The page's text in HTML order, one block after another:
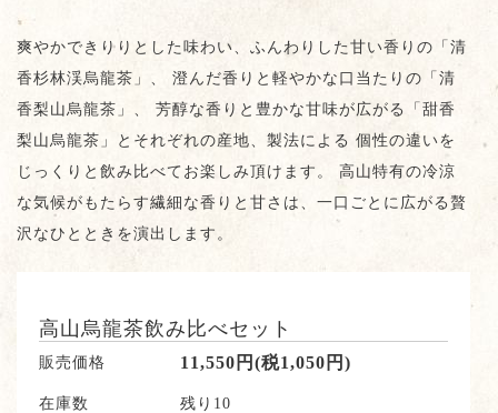
爽やかできりりとした味わい、ふんわりした甘い香りの「清
香杉林渓烏龍茶」、 澄んだ香りと軽やかな口当たりの「清
香梨山烏龍茶」、 芳醇な香りと豊かな甘味が広がる「甜香
梨山烏龍茶」とそれぞれの産地、製法による 個性の違いを
じっくりと飲み比べてお楽しみ頂けます。 高山特有の冷涼
な気候がもたらす繊細な香りと甘さは、一口ごとに広がる贅
沢なひとときを演出します。
高山烏龍茶飲み比べセット
販売価格 11,550円(税1,050円)
在庫数 残り10